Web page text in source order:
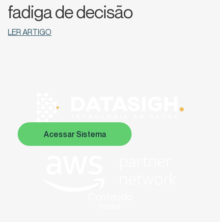
fadiga de decisão
LER ARTIGO
Acessar Sistema